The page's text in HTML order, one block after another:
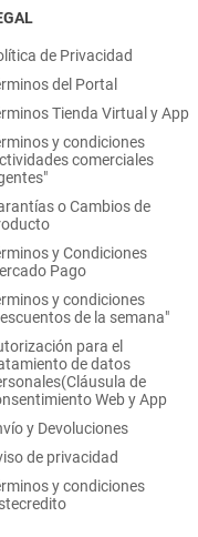
de Privacidad
del Portal
Tienda Virtual y App
y condiciones
comerciales
o Cambios de
y Condiciones
Pago
y condiciones
de la semana"
para el
de datos
de
Web y App
y Devoluciones
de privacidad
y condiciones